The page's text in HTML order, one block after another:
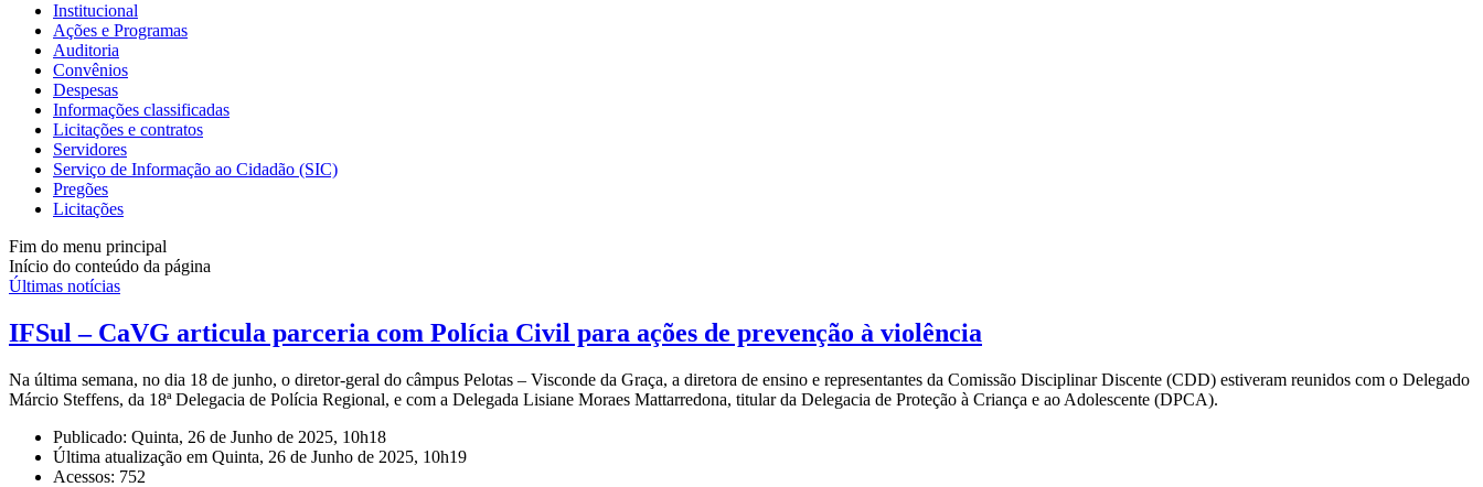
Institucional
Ações e Programas
Auditoria
Convênios
Despesas
Informações classificadas
Licitações e contratos
Servidores
Serviço de Informação ao Cidadão (SIC)
Pregões
Licitações
Fim do menu principal
Início do conteúdo da página
Últimas notícias
IFSul – CaVG articula parceria com Polícia Civil para ações de prevenção à violência
Na última semana, no dia 18 de junho, o diretor-geral do câmpus Pelotas – Visconde da Graça, a diretora de ensino e representantes da Comissão Disciplinar Discente (CDD) estiveram reunidos com o Delegado
Márcio Steffens, da 18ª Delegacia de Polícia Regional, e com a Delegada Lisiane Moraes Mattarredona, titular da Delegacia de Proteção à Criança e ao Adolescente (DPCA).
Publicado: Quinta, 26 de Junho de 2025, 10h18
Última atualização em Quinta, 26 de Junho de 2025, 10h19
Acessos: 752